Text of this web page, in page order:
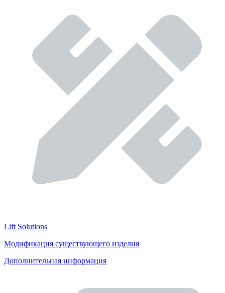
Lift Solutions
Модификация существующего изделия
Дополнительная информация